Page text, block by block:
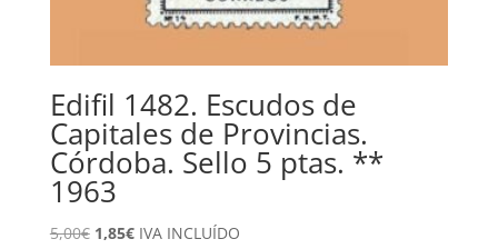
Edifil 1482. Escudos de
Capitales de Provincias.
Córdoba. Sello 5 ptas. **
1963
5,00€ El
1,85€ElIVA INCLUÍDO